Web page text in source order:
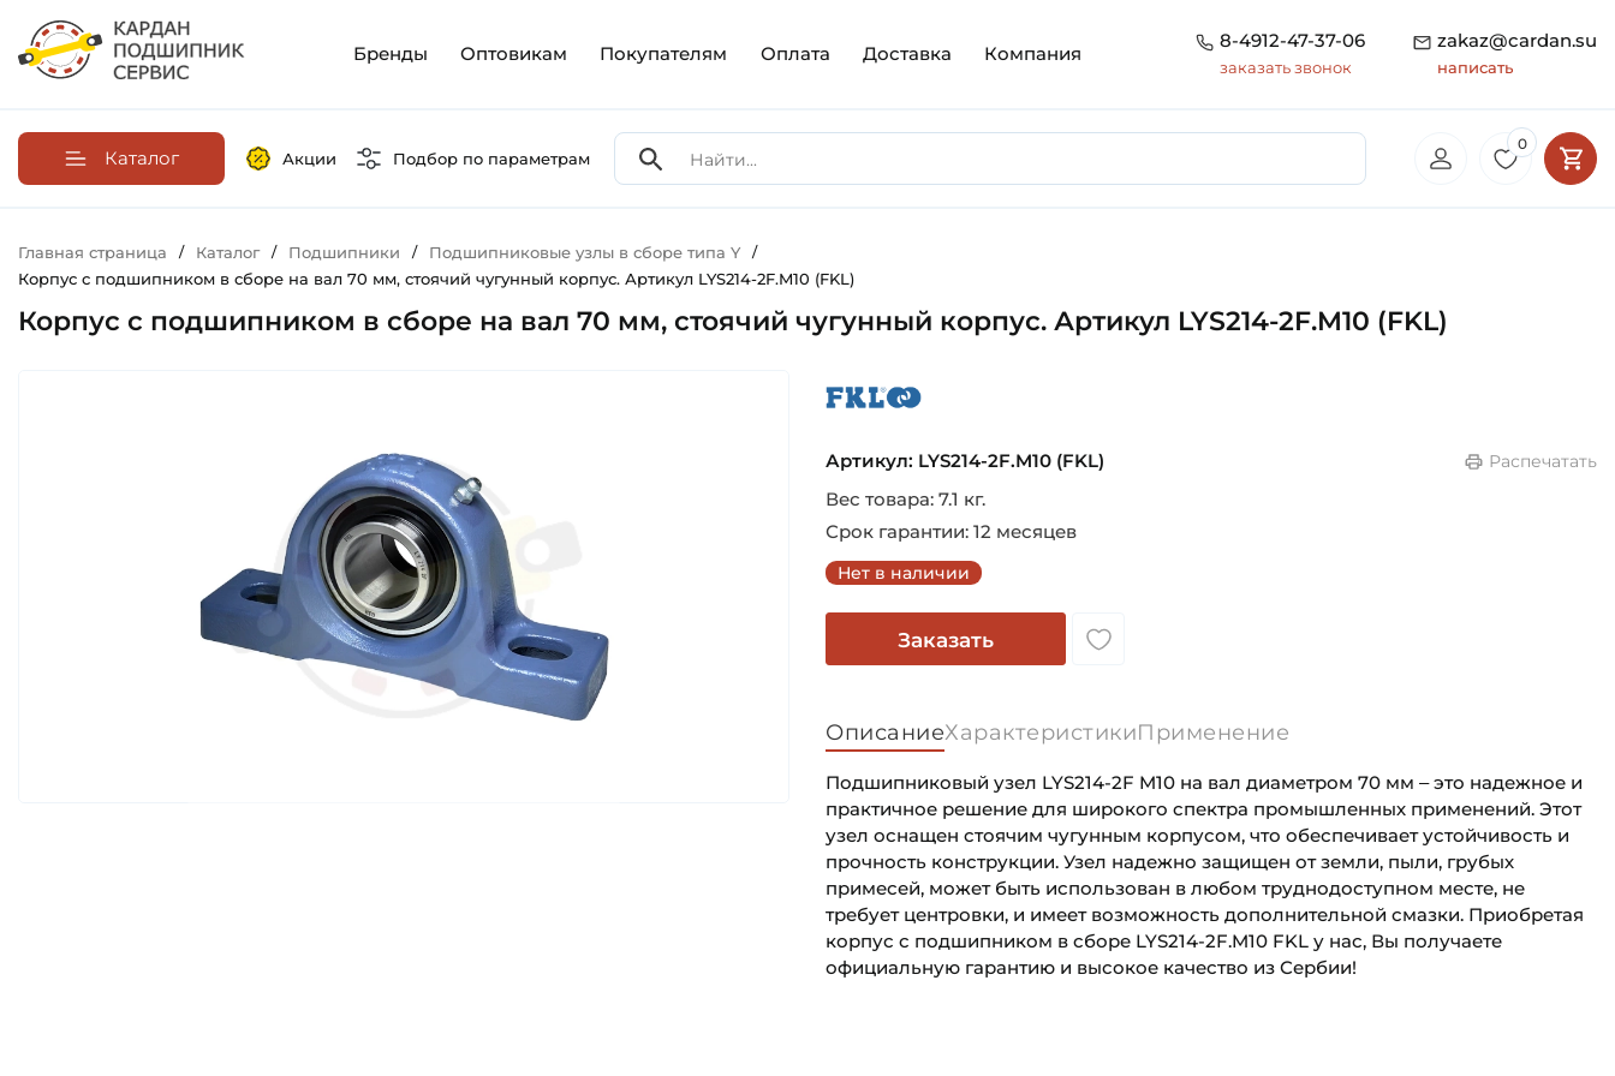
Бренды Оптовикам Покупателям Оплата Доставка Компания
8-4912-47-37-06
заказать звонок
zakaz@cardan.su
написать
Каталог Акции Подбор по параметрам
0
Главная страница / Каталог / Подшипники / Подшипниковые узлы в сборе типа Y /
Корпус с подшипником в сборе на вал 70 мм, стоячий чугунный корпус. Артикул LYS214-2F.M10 (FKL)
Корпус с подшипником в сборе на вал 70 мм, стоячий чугунный корпус. Артикул LYS214-2F.M10 (FKL)
Артикул: LYS214-2F.M10 (FKL)
Распечатать
Вес товара: 7.1 кг.
Срок гарантии: 12 месяцев
Нет в наличии
Заказать
ОписаниеХарактеристикиПрименение
Подшипниковый узел LYS214-2F M10 на вал диаметром 70 мм – это надежное и
практичное решение для широкого спектра промышленных применений. Этот
узел оснащен стоячим чугунным корпусом, что обеспечивает устойчивость и
прочность конструкции. Узел надежно защищен от земли, пыли, грубых
примесей, может быть использован в любом труднодоступном месте, не
требует центровки, и имеет возможность дополнительной смазки. Приобретая
корпус с подшипником в сборе LYS214-2F.M10 FKL у нас, Вы получаете
официальную гарантию и высокое качество из Сербии!